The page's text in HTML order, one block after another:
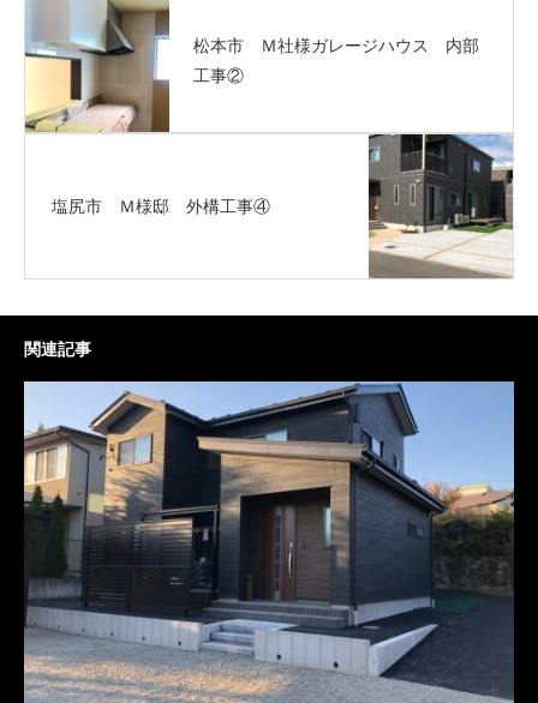
松本市 Ｍ社様ガレージハウス 内部
工事②
塩尻市 Ｍ様邸 外構工事④
関連記事